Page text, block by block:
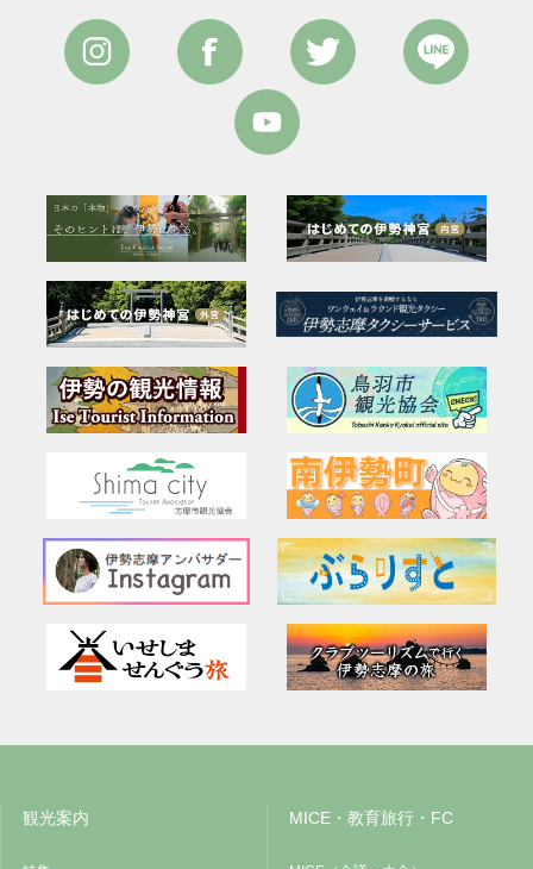
観光案内 MICE・教育旅行・FC